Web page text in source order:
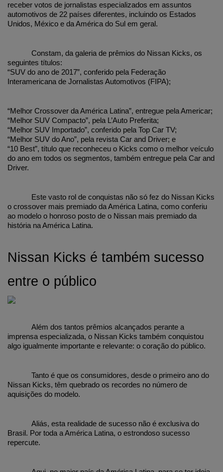
receber votos de jornalistas especializados em assuntos
automotivos de 22 países diferentes, incluindo os Estados
Unidos, México e da América do Sul em geral.
Constam, da galeria de prêmios do Nissan Kicks, os
seguintes títulos:
“SUV do ano de 2017”, conferido pela Federação
Interamericana de Jornalistas Automotivos (FIPA);
“Melhor Crossover da América Latina”, entregue pela Americar;
“Melhor SUV Compacto”, pela L’Auto Preferita;
“Melhor SUV Importado”, conferido pela Top Car TV;
“Melhor SUV do Ano”, pela revista Car and Driver; e
“10 Best”, título que reconheceu o Kicks como o melhor veículo
do ano em todos os segmentos, também entregue pela Car and
Driver.
Este vasto rol de conquistas não só fez do Nissan Kicks
o crossover mais premiado da América Latina, como conferiu
ao modelo o honroso posto de o Nissan mais premiado da
história na América Latina.
Nissan Kicks é também sucesso
entre o público
Além dos tantos prêmios alcançados perante a
imprensa especializada, o Nissan Kicks também conquistou
algo igualmente importante e relevante: o coração do público.
Tanto é que os consumidores, desde o primeiro ano do
Nissan Kicks, têm quebrado os recordes no número de
aquisições do modelo.
Aliás, esta realidade de sucesso não é exclusiva do
Brasil. Por toda a América Latina, o estrondoso sucesso
repercute.